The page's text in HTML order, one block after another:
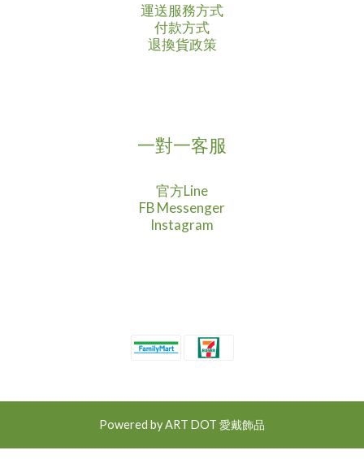
運送服務方式
付款方式
退換貨政策
一對一客服
官方Line
FB Messenger
Instagram
Powered by ART DOT 愛戴飾品